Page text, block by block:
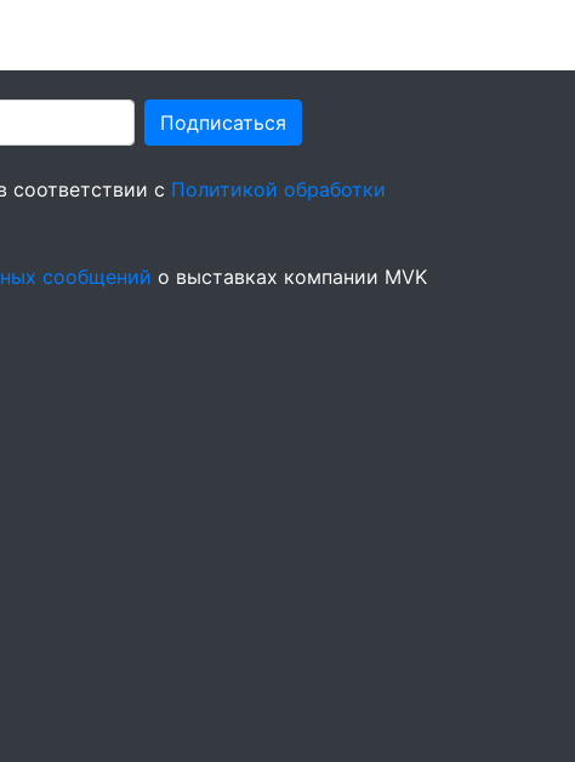
Подписаться
соответствии с Политикой обработки
сообщений о выставках компании MVK